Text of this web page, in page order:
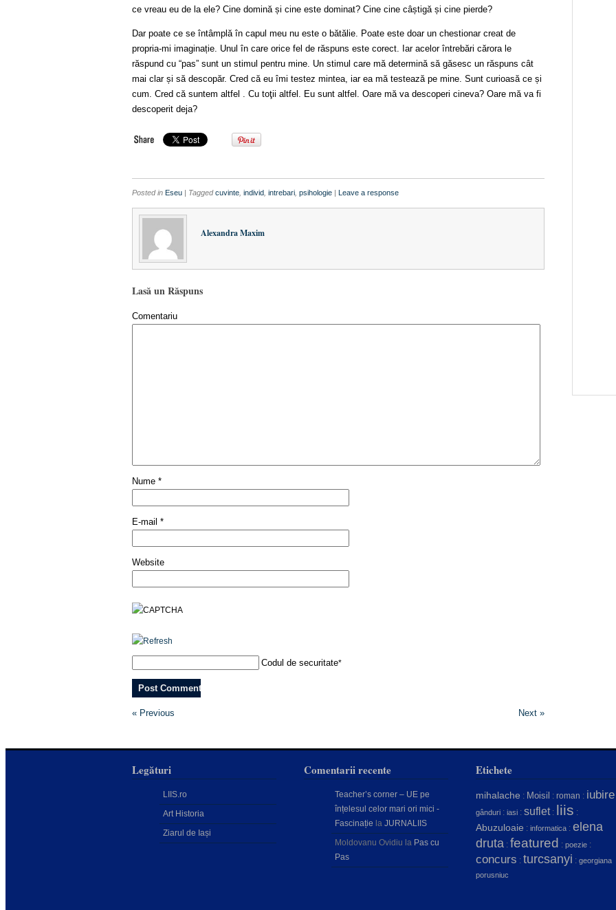
ce vreau eu de la ele? Cine domină și cine este dominat? Cine cine câștigă și cine pierde?
Dar poate ce se întâmplă în capul meu nu este o bătălie. Poate este doar un chestionar creat de
propria-mi imaginație. Unul în care orice fel de răspuns este corect. Iar acelor întrebări cărora le
răspund cu “pas” sunt un stimul pentru mine. Un stimul care mă determină să găsesc un răspuns cât
mai clar și să descopăr. Cred că eu îmi testez mintea, iar ea mă testează pe mine. Sunt curioasă ce și
cum. Cred că suntem altfel . Cu toţii altfel. Eu sunt altfel. Oare mă va descoperi cineva? Oare mă va fi
descoperit deja?
Posted in Eseu | Taggedcuvinte individ intrebari psihologie | Leave a response
Alexandra Maxim
Lasă un Răspuns
Comentariu
Nume *
E-mail *
Website
Codul de securitate*
« Previous Next »
Legături
LIIS.ro
Art Historia
Ziarul de Iași
Comentarii recente
Teacher’s corner – UE pe
înțelesul celor mari ori mici -
Fascinație la JURNALIIS
Moldovanu Ovidiu la Pas cu
Pas
Etichete
mihalache : Moisil : roman : iubire
gânduri : iasi : suflet: liis :
Abuzuloaie : informatica : elena
druta : featured : poezie :
concurs : turcsanyi : georgiana
porusniuc